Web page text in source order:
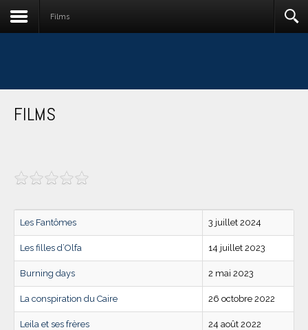
Films
FILMS
Les Fantômes 3 juillet 2024
Les filles d’Olfa 14 juillet 2023
Burning days 2 mai 2023
La conspiration du Caire 26 octobre 2022
Leila et ses frères 24 août 2022